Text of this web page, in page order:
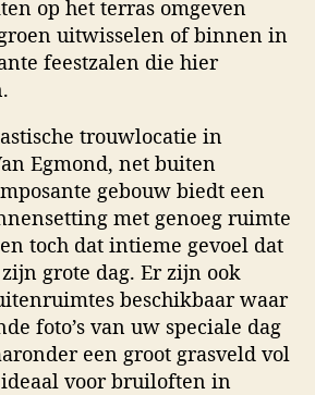
op het terras omgeven
uitwisselen of binnen in
feestzalen die hier
trouwlocatie in
Egmond, net buiten
gebouw biedt een
met genoeg ruimte
toch dat intieme gevoel dat
grote dag. Er zijn ook
beschikbaar waar
foto’s van uw speciale dag
een groot grasveld vol
voor bruiloften in